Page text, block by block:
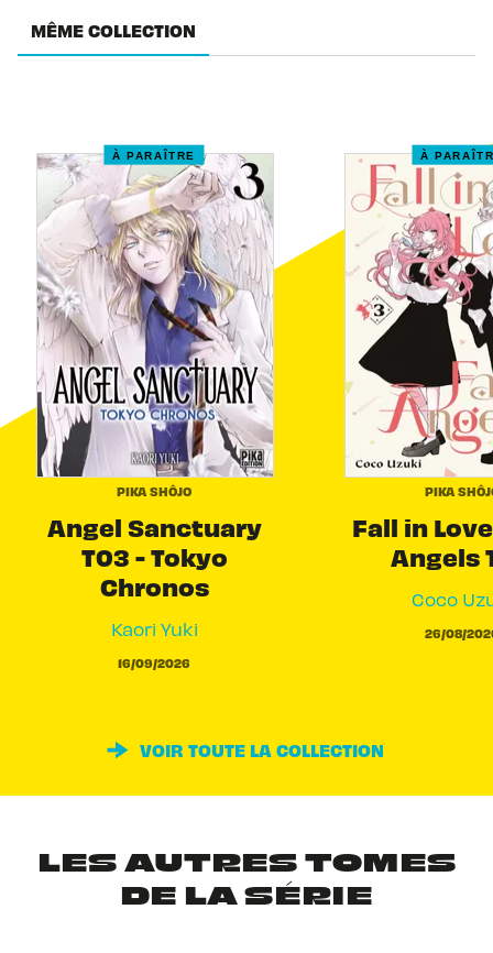
MÊME COLLECTION
À PARAÎTRE
PIKA SHÔJO
Angel Sanctuary
T03 - Tokyo
Chronos
Kaori Yuki
16/09/2026
À
PIKA
Fall in
Angels
Coco
26/08/
VOIR TOUTE LA COLLECTION
LES AUTRES TOMES
DE LA SÉRIE